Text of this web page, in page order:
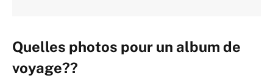
Quelles photos pour un album de
voyage??